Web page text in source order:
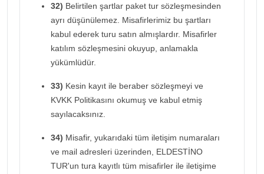
32) Belirtilen şartlar paket tur sözleşmesinden
ayrı düşünülemez. Misafirlerimiz bu şartları
kabul ederek turu satın almışlardır. Misafirler
katılım sözleşmesini okuyup, anlamakla
yükümlüdür.
33) Kesin kayıt ile beraber sözleşmeyi ve
KVKK Politikasını okumuş ve kabul etmiş
sayılacaksınız.
34) Misafir, yukarıdaki tüm iletişim numaraları
ve mail adresleri üzerinden, ELDESTİNO
TUR'un tura kayıtlı tüm misafirler ile iletişime